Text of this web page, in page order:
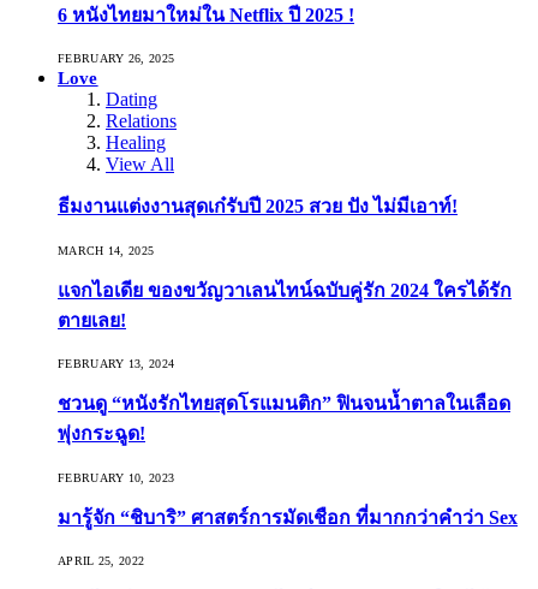
6 หนังไทยมาใหม่ใน Netflix ปี 2025 !
FEBRUARY 26, 2025
Love
Dating
Relations
Healing
View All
ธีมงานแต่งงานสุดเก๋รับปี 2025 สวย ปัง ไม่มีเอาท์!
MARCH 14, 2025
แจกไอเดีย ของขวัญวาเลนไทน์ฉบับคู่รัก 2024 ใครได้รัก
ตายเลย!
FEBRUARY 13, 2024
ชวนดู “หนังรักไทยสุดโรแมนติก” ฟินจนน้ำตาลในเลือด
พุ่งกระฉูด!
FEBRUARY 10, 2023
มารู้จัก “ชิบาริ” ศาสตร์การมัดเชือก ที่มากกว่าคำว่า Sex
APRIL 25, 2022